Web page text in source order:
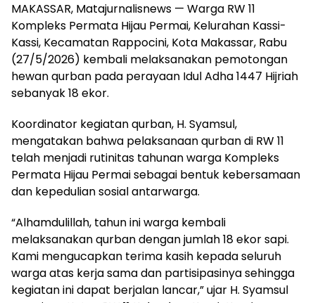
MAKASSAR, Matajurnalisnews — Warga RW 11
Kompleks Permata Hijau Permai, Kelurahan Kassi-
Kassi, Kecamatan Rappocini, Kota Makassar, Rabu
(27/5/2026) kembali melaksanakan pemotongan
hewan qurban pada perayaan Idul Adha 1447 Hijriah
sebanyak 18 ekor.
Koordinator kegiatan qurban, H. Syamsul,
mengatakan bahwa pelaksanaan qurban di RW 11
telah menjadi rutinitas tahunan warga Kompleks
Permata Hijau Permai sebagai bentuk kebersamaan
dan kepedulian sosial antarwarga.
“Alhamdulillah, tahun ini warga kembali
melaksanakan qurban dengan jumlah 18 ekor sapi.
Kami mengucapkan terima kasih kepada seluruh
warga atas kerja sama dan partisipasinya sehingga
kegiatan ini dapat berjalan lancar,” ujar H. Syamsul